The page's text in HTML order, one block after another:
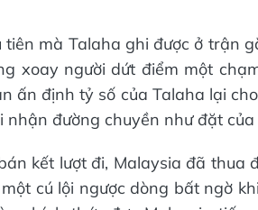
mà Talaha ghi được ở trận
xoay người dứt điểm một
ấn định tỷ số của Talaha lại
đường chuyền như đặt của
kết lượt đi, Malaysia đã thua
cú lội ngược dòng bất ngờ